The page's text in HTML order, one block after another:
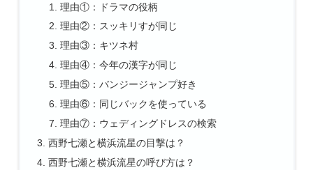
理由①：ドラマの役柄
理由②：スッキリすが同じ
理由③：キツネ村
理由④：今年の漢字が同じ
理由⑤：バンジージャンプ好き
理由⑥：同じバックを使っている
理由⑦：ウェディングドレスの検索
西野七瀬と横浜流星の目撃は？
西野七瀬と横浜流星の呼び方は？